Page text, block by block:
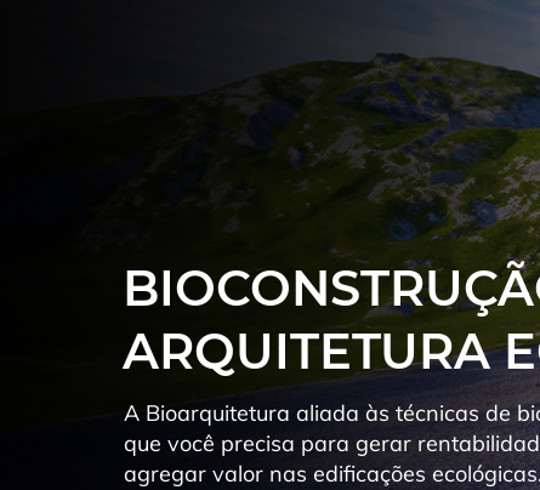
A Bioarquitetura aliada às técnicas de
que você precisa para gerar
agregar valor nas edificações ecológicas.
ARQUITETURA